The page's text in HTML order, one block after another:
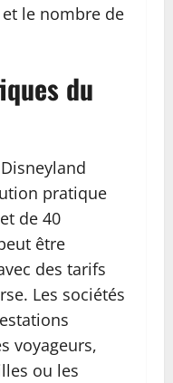
le nombre de
du
pratique
de 40
être
des tarifs
Les sociétés
voyageurs,
ou les